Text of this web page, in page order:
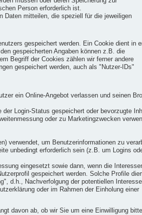
Person erforderlich ist.
Daten mitteilen, die speziell für die jeweiligen
gespeichert werden. Ein Cookie dient in
gespeicherten Angaben können z.B. die
Begriff der Cookies zählen wir ferner andere
gespeichert werden, auch als "Nutzer-IDs"
ein Online-Angebot verlassen und seinen
Login-Status gespeichert oder bevorzugte
oder zu Marketingzwecken
verwendet, um Benutzerinformationen zu
unbedingt erforderlich sein (z.B. um Logins
eingesetzt sowie dann, wenn die
gespeichert werden. Solche Profile
d.h., Nachverfolgung der potentiellen
oder im Rahmen der Einholung einer
davon ab, ob wir Sie um eine Einwilligung